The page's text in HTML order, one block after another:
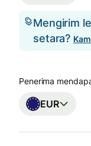
Mengirim
setara?
Penerima
EUR